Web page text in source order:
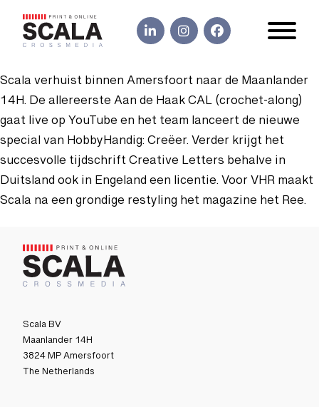
Scala verhuist binnen Amersfoort naar de Maanlander
14H. De allereerste Aan de Haak CAL (crochet-along)
gaat live op YouTube en het team lanceert de nieuwe
special van HobbyHandig: Creëer. Verder krijgt het
succesvolle tijdschrift Creative Letters behalve in
Duitsland ook in Engeland een licentie. Voor VHR maakt
Scala na een grondige restyling het magazine het Ree.
Scala BV
Maanlander 14H
3824 MP Amersfoort
The Netherlands